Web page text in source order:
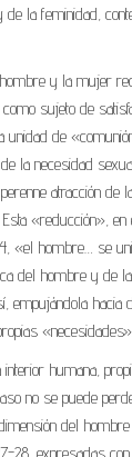
la feminidad,
y la mujer
sujeto de
unidad de
la necesidad
atracción
«reducción»,
«el hombre… se
del hombre y
empujándola
«necesidades».
humana,
no se puede
del
28, expresadas